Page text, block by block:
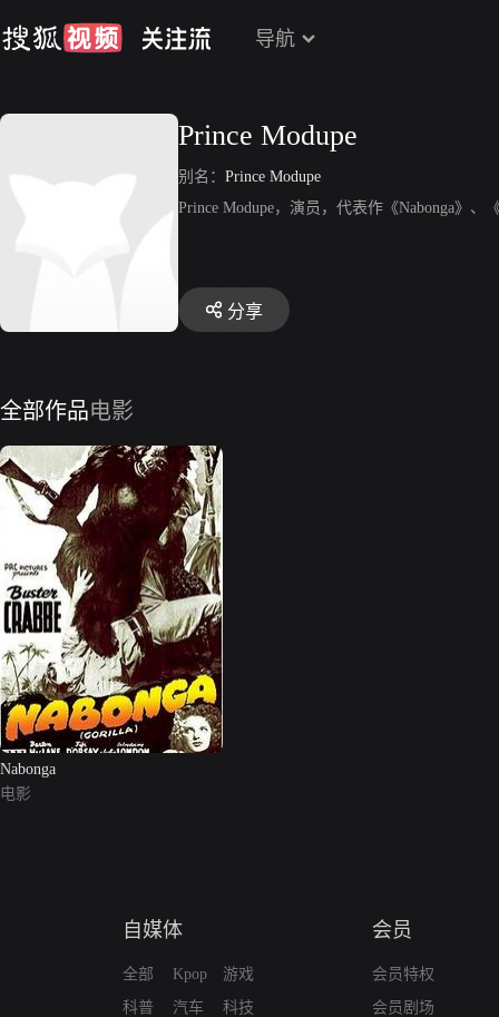
导航
Prince Modupe
别名： Prince Modupe
Prince Modupe，演员，代表作《Nabonga》、
分享
全部作品电影
Nabonga
电影
自媒体
全部
科普
Kpop
汽车
游戏
科技
会员
会员特权
会员剧场